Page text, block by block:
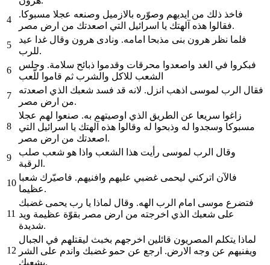
4
فاخذ ذلك من ايديهم وصوّره بالازميل وصنعه عجلا مسبوكا.
فقالوا هذه آلهتك يا اسرائيل التي اصعدتك من ارض مصر.
5
فلما نظر هرون بنى مذبحا امامه. ونادى هرون وقال غدا عيد
للرب.
6
فبكروا في الغد واصعدوا محرقات وقدموا ذبائح سلامة. وجلس
الشعب للاكل والشرب ثم قاموا للّعب
7
فقال الرب لموسى اذهب انزل. لانه قد فسد شعبك الذي اصعدته
من ارض مصر.
8
زاغوا سريعا عن الطريق الذي اوصيتهم به. صنعوا لهم عجلا
مسبوكا وسجدوا له وذبحوا له وقالوا هذه آلهتك يا اسرائيل التي
اصعدتك من ارض مصر.
9
وقال الرب لموسى رأيت هذا الشعب واذا هو شعب صلب
الرقبة.
10
فالآن اتركني ليحمى غضبي عليهم وافنيهم. فاصيّرك شعبا
عظيما.
11
فتضرع موسى امام الرب الهه. وقال لماذا يا رب يحمى غضبك
على شعبك الذي اخرجته من ارض مصر بقوّة عظيمة ويد
شديدة.
12
لماذا يتكلم المصريون قائلين اخرجهم بخبث ليقتلهم في الجبال
ويفنيهم عن وجه الارض. ارجع عن حمو غضبك واندم على الشر
بشعبك.